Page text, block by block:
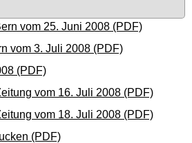
vom 25. Juni 2008 (PDF)
vom 3. Juli 2008 (PDF)
(PDF)
vom 16. Juli 2008 (PDF)
vom 18. Juli 2008 (PDF)
(PDF)